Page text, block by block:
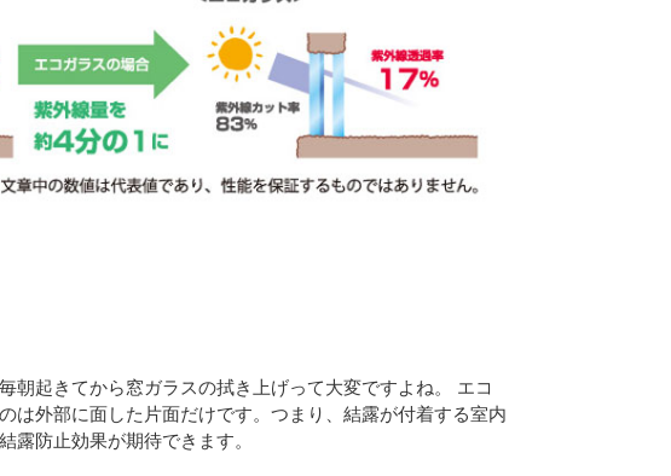
朝起きてから窓ガラスの拭き上げって大変ですよね。 エコ
は外部に面した片面だけです。つまり、結露が付着する室内
露防止効果が期待できます。